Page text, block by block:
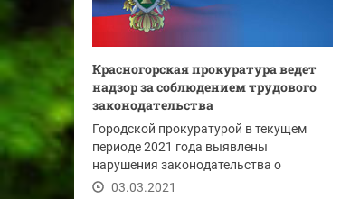
Красногорская прокуратура ведет
надзор за соблюдением трудового
законодательства
Городской прокуратурой в текущем
периоде 2021 года выявлены
нарушения законодательства о
занятости населения.
03.03.2021